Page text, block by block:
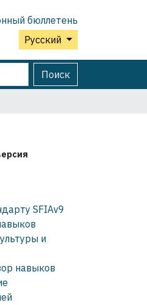
бюллетень
Русский
Поиск
SFIAv9
и
навыков